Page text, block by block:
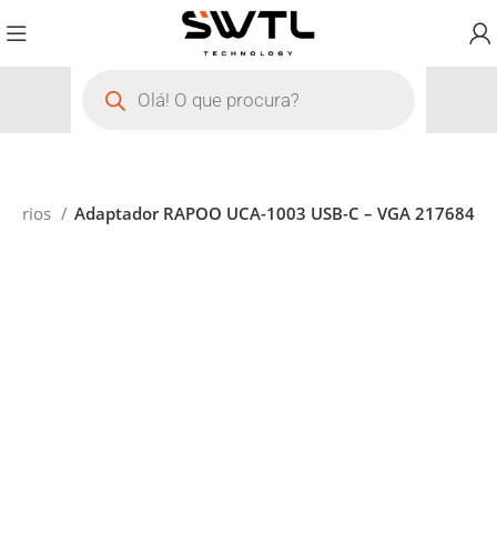
Adaptador RAPOO UCA-1003 USB-C – VGA 217684